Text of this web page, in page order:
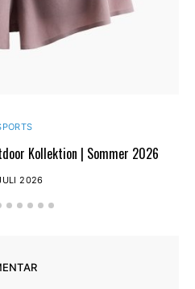
Kollektion | Sommer 2026
2026